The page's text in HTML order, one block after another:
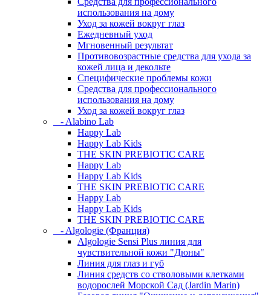
использования на дому
Уход за кожей вокруг глаз
Ежедневный уход
Мгновенный результат
Противовозрастные средства для ухода за
кожей лица и декольте
Специфические проблемы кожи
Средства для профессионального
использования на дому
Уход за кожей вокруг глаз
- Alabino Lab
Happy Lab
Happy Lab Kids
THE SKIN PREBIOTIC CARE
Happy Lab
Happy Lab Kids
THE SKIN PREBIOTIC CARE
Happy Lab
Happy Lab Kids
THE SKIN PREBIOTIC CARE
- Algologie (Франция)
Algologie Sensi Plus линия для
чувcтвительной кожи "Дюны"
Линия для глаз и губ
Линия средств со стволовыми клетками
водорослей Морской Сад (Jardin Marin)